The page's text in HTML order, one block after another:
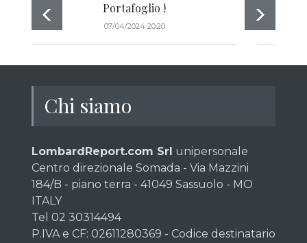
Portafoglio !
07/04/2024 20:20
Chi siamo
LombardReport.com Srl unipersonale
Centro direzionale Somada - Via Mazzini
184/B - piano terra - 41049 Sassuolo - MO
ITALY
Tel 02 30314494
P.IVA e CF: 02611280369 - Codice destinatario